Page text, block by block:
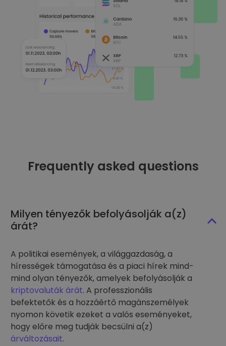
Frequently asked questions
Milyen tényezők befolyásolják a(z)
árát?
A politikai események, a világgazdaság, a
hírességek támogatása és a piaci hírek mind-
mind olyan tényezők, amelyek befolyásolják a
kriptovaluták árát. A professzionális
befektetők és a hozzáértő magánszemélyek
nyomon követik ezeket a valós eseményeket,
hogy előre meg tudják becsülni a(z)
árváltozásait.